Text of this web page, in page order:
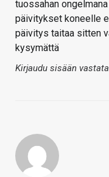
tuossahan
päivitykset koneelle
päivitys taitaa sitten
kysymättä
Kirjaudu sisään